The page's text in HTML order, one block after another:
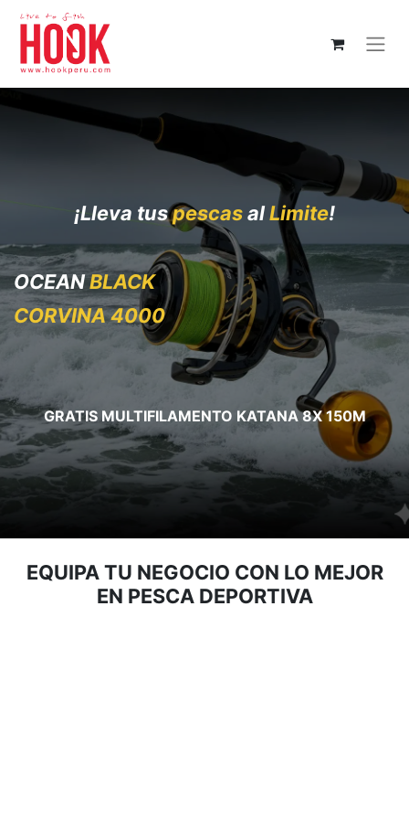
¡Lleva tuspescasalLimite!
OCEANBLACK
CORVINA 4000
GRATIS MULTIFILAMENTO KATANA 8X 150M
EQUIPA TU NEGOCIO CON LO MEJOR
EN PESCA DEPORTIVA